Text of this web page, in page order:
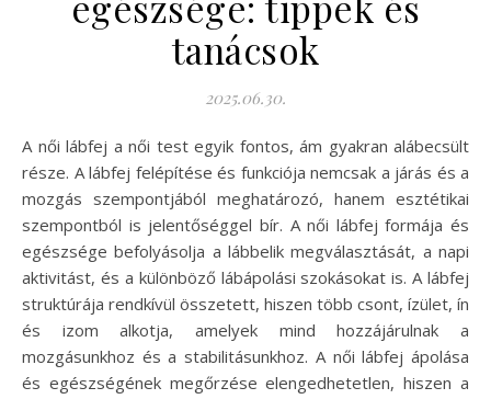
tanácsok
2025.06.30.
A női lábfej a női test egyik fontos, ám gyakran alábecsült
része. A lábfej felépítése és funkciója nemcsak a járás és a
mozgás szempontjából meghatározó, hanem esztétikai
szempontból is jelentőséggel bír. A női lábfej formája és
egészsége befolyásolja a lábbelik megválasztását, a napi
aktivitást, és a különböző lábápolási szokásokat is. A lábfej
struktúrája rendkívül összetett, hiszen több csont, ízület, ín
és izom alkotja, amelyek mind hozzájárulnak a
mozgásunkhoz és a stabilitásunkhoz. A női lábfej ápolása
és egészségének megőrzése elengedhetetlen, hiszen a